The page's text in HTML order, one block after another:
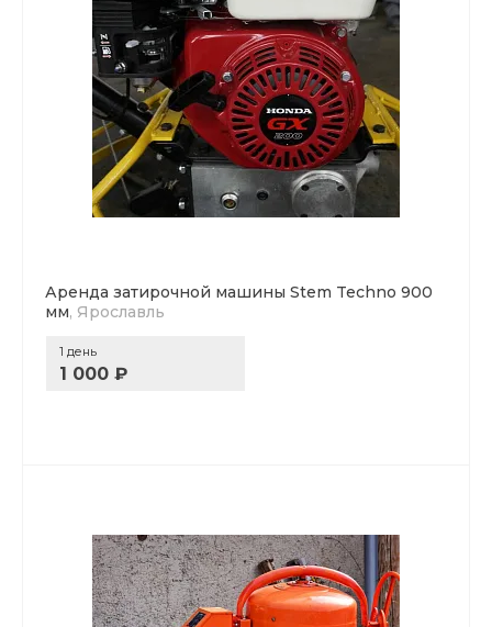
Аренда затирочной машины Stem Techno 900
мм, Ярославль
1 день
1 000 ₽